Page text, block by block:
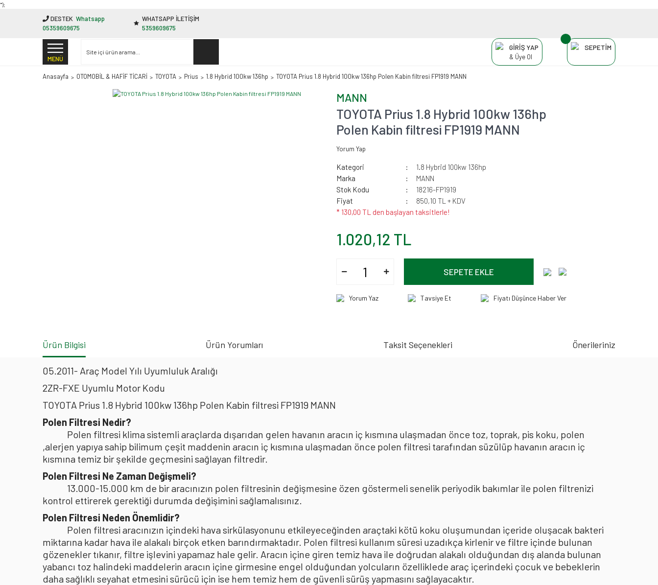
"');
DESTEK Whatsapp
05359609675
WHATSAPP İLETİŞİM
5359609675
MENÜ
GİRİŞ YAP
& Üye Ol
SEPETİM
Anasayfa OTOMOBİL & HAFİF TİCARİ TOYOTA Prius 1.8 Hybrid 100kw 136hp TOYOTA Prius 1.8 Hybrid 100kw 136hp Polen Kabin filtresi FP1919 MANN
MANN
TOYOTA Prius 1.8 Hybrid 100kw 136hp
Polen Kabin filtresi FP1919 MANN
Yorum Yap
Kategori
1.8 Hybrid 100kw 136hp
Marka
MANN
Stok Kodu
18216-FP1919
Fiyat
850,10 TL + KDV
* 130,00 TL den başlayan taksitlerle!
1.020,12 TL
SEPETE EKLE
Yorum Yaz Tavsiye Et Fiyatı Düşünce Haber Ver
Ürün Bilgisi Ürün Yorumları Taksit Seçenekleri Önerileriniz
05.2011- Araç Model Yılı Uyumluluk Aralığı
2ZR-FXE Uyumlu Motor Kodu
TOYOTA Prius 1.8 Hybrid 100kw 136hp Polen Kabin filtresi FP1919 MANN
Polen Filtresi Nedir?
Polen filtresi klima sistemli araçlarda dışarıdan gelen havanın aracın iç kısmına ulaşmadan önce toz, toprak, pis koku, polen
,alerjen yapıya sahip bilimum çeşit maddenin aracın iç kısmına ulaşmadan önce polen filtresi tarafından süzülüp havanın aracın iç
kısmına temiz bir şekilde geçmesini sağlayan filtredir.
Polen Filtresi Ne Zaman Değişmeli?
13.000-15.000 km de bir aracınızın polen filtresinin değişmesine özen göstermeli senelik periyodik bakımlar ile polen filtrenizi
kontrol ettirerek gerektiği durumda değişimini sağlamalısınız.
Polen Filtresi Neden Önemlidir?
Polen filtresi aracınızın içindeki hava sirkülasyonunu etkileyeceğinden araçtaki kötü koku oluşumundan içeride oluşacak bakteri
miktarına kadar hava ile alakalı birçok etken barındırmaktadır. Polen filtresi kullanım süresi uzadıkça kirlenir ve filtre içinde bulunan
gözenekler tıkanır, filtre işlevini yapamaz hale gelir. Aracın içine giren temiz hava ile doğrudan alakalı olduğundan dış alanda bulunan
yabancı toz halindeki maddelerin aracın içine girmesine engel olduğundan yolcuların özelliklede araç içerindeki çocuk ve bebeklerin
daha sağlıklı seyahat etmesini sürücü için ise hem temiz hem de güvenli sürüş yapmasını sağlayacaktır.